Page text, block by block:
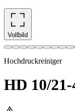
Vollbild
Hochdruckreiniger
HD 10/